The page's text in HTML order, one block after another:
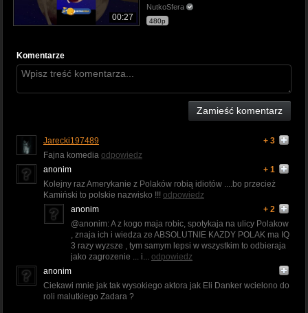
00:27
NutkoSfera
480p
Komentarze
Zamieść komentarz
Jarecki197489
+ 3
Fajna komedia odpowiedz
anonim
+ 1
Kolejny raz Amerykanie z Polaków robią idiotów ....bo przecież
Kamiński to polskie nazwisko !!! odpowiedz
anonim
+ 2
@anonim: A z kogo maja robic, spotykaja na ulicy Polakow
, znaja ich i wiedza ze ABSOLUTNIE KAZDY POLAK ma IQ
3 razy wyzsze , tym samym lepsi w wszystkim to odbieraja
jako zagrozenie ... i... odpowiedz
anonim
Ciekawi mnie jak tak wysokiego aktora jak Eli Danker wcielono do
roli malutkiego Zadara ?